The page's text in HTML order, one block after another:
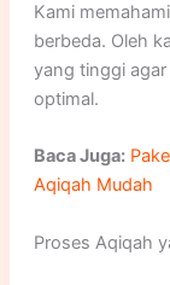
Kami
berbeda. Oleh
yang tinggi
optimal.
Baca Juga:
Aqiqah Mudah
Proses Aqiqah